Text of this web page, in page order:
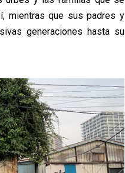
mientras que sus padres y
generaciones hasta su